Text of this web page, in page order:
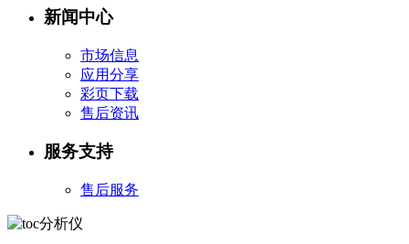
新闻中心
市场信息
应用分享
彩页下载
售后资讯
服务支持
售后服务